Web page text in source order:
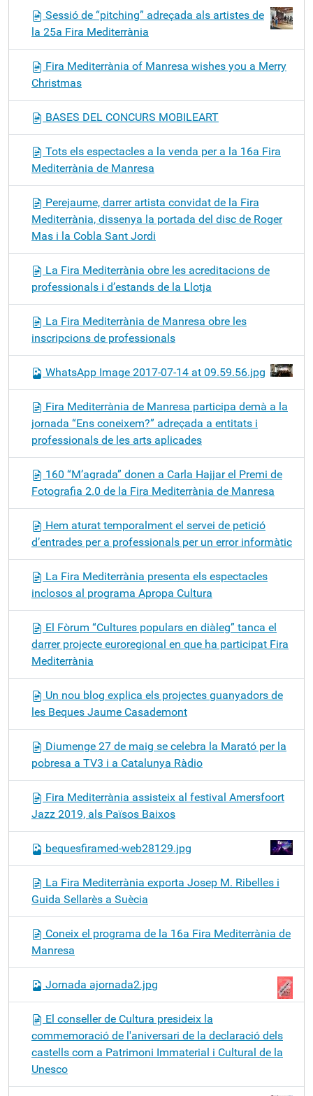
Sessió de “pitching” adreçada als artistes de
la 25a Fira Mediterrània
Fira Mediterrània of Manresa wishes you a Merry
Christmas
BASES DEL CONCURS MOBILEART
Tots els espectacles a la venda per a la 16a Fira
Mediterrània de Manresa
Perejaume, darrer artista convidat de la Fira
Mediterrània, dissenya la portada del disc de Roger
Mas i la Cobla Sant Jordi
La Fira Mediterrània obre les acreditacions de
professionals i d’estands de la Llotja
La Fira Mediterrània de Manresa obre les
inscripcions de professionals
WhatsApp Image 2017-07-14 at 09.59.56.jpg
Fira Mediterrània de Manresa participa demà a la
jornada “Ens coneixem?” adreçada a entitats i
professionals de les arts aplicades
160 “M’agrada” donen a Carla Hajjar el Premi de
Fotografia 2.0 de la Fira Mediterrània de Manresa
Hem aturat temporalment el servei de petició
d’entrades per a professionals per un error informàtic
La Fira Mediterrània presenta els espectacles
inclosos al programa Apropa Cultura
El Fòrum “Cultures populars en diàleg” tanca el
darrer projecte euroregional en que ha participat Fira
Mediterrània
Un nou blog explica els projectes guanyadors de
les Beques Jaume Casademont
Diumenge 27 de maig se celebra la Marató per la
pobresa a TV3 i a Catalunya Ràdio
Fira Mediterrània assisteix al festival Amersfoort
Jazz 2019, als Països Baixos
bequesfiramed-web28129.jpg
La Fira Mediterrània exporta Josep M. Ribelles i
Guida Sellarès a Suècia
Coneix el programa de la 16a Fira Mediterrània de
Manresa
Jornada ajornada2.jpg
El conseller de Cultura presideix la
commemoració de l'aniversari de la declaració dels
castells com a Patrimoni Immaterial i Cultural de la
Unesco